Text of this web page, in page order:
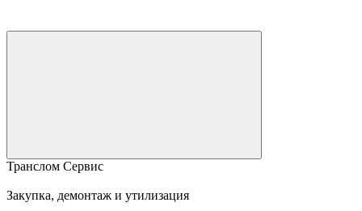
Транслом Сервис
Закупка, демонтаж и утилизация